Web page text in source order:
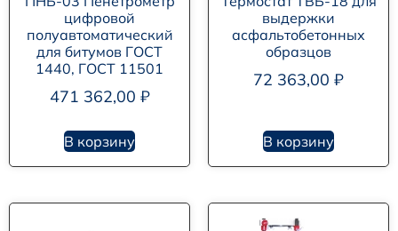
цифровой
полуавтоматический
для битумов ГОСТ
1440, ГОСТ 11501
471 362,00 ₽
В корзину
выдержки
асфальтобетонных
образцов
72 363,00 ₽
В корзину